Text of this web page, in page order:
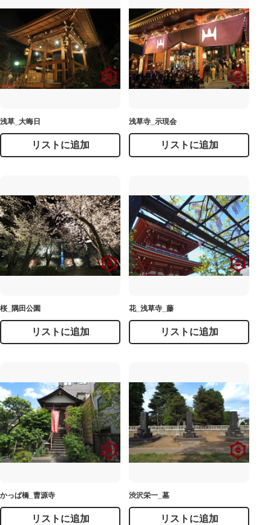
浅草_大晦日
リストに追加
浅草寺_示現会
リストに追加
桜_隅田公園
リストに追加
花_浅草寺_藤
リストに追加
かっぱ橋_曹源寺
リストに追加
渋沢栄一_墓
リストに追加